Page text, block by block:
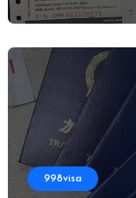
998visa